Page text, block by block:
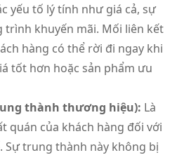
yếu tố lý tính như giá cả, sự
trình khuyến mãi. Mối liên kết
hàng có thể rời đi ngay khi
tốt hơn hoặc sản phẩm ưu
thành thương hiệu): Là
quán của khách hàng đối với
trung thành này không bị